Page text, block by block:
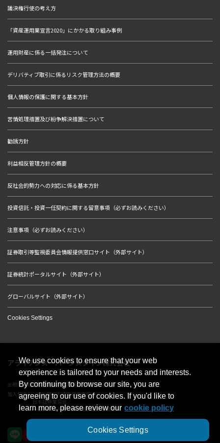
議決権行使の考え方
「資産運用業宣言2020」にかかる取り組み事例
運用財産に係る一括発注について
デリバティブ取引に係るリスク管理方法の概要
個人情報の保護に関する基本方針
苦情処理措置及び紛争解決措置について
勧誘方針
利益相反管理方針の概要
反社会的勢力への対応に係る基本方針
投資信託・投資一任契約に関する留意事項（必ずお読みください）
注意事項（必ずお読みください）
証券取引等監視委員会情報提供窓口サイト（外部サイト）
証券統計ポータルサイト（外部サイト）
グローバルサイト（外部サイト）
Cookies Settings
アライアンス・バーンスタイン株式会社
金融商品取引業者 関東財務局長（金商）第303号
加入協会：一般社団法人資産運用業協会／
日本証券業協会／
一般社団法人第二種金融商品取引業協会
We use cookies to ensure that your web
experience is tailored to your needs and interests.
By continuing to browse our site, you are
agreeing to our use of cookies. If you'd like to
learn more, please review our cookie policy
Cookies Settings